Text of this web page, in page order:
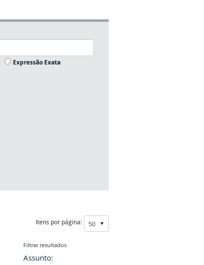
Expressão Exata
Itens por página: 50
Filtrar resultados
Assunto: